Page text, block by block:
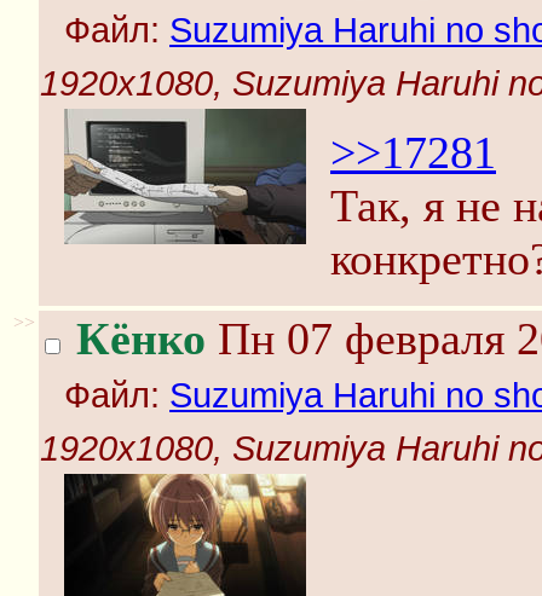
Файл: Suzumiya Haruhi no
1920x1080, Suzumiya Haruhi
>>17281
Так, я не
>> Кёнко Пн 07 февраля
Файл: Suzumiya Haruhi no
1920x1080, Suzumiya Haruhi